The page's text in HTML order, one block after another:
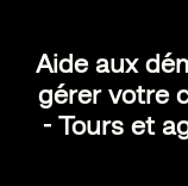
Aide aux
gérer votre
- Tours et